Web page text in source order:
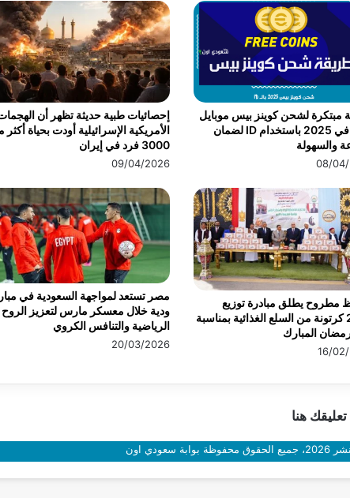
إحصائيات طبية حديثة تظهر أن
الأمريكية الإسرائيلية أودت بحياة أكثر
3000 فرد في إيران
09/04/2026
مبتكرة لشحن كوينز بيس موبايل
مجانا في 2025 باستخدام ID لضمان
والسهولة
08/
مصر تستعد لمواجهة السعودية في
ودية خلال معسكر مارس لتعزيز الروح
الرياضية والتنافس الكروي
20/03/2026
مطروح يطلق مبادرة توزيع
2000 كرتونة من السلع الغذائية بمناسبة
المبارك
16/
هنا
سعودي اون